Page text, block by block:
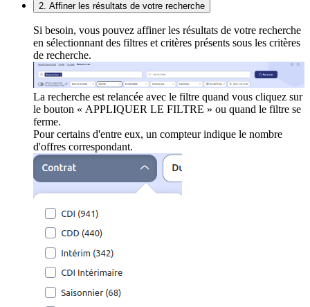
2. Affiner les résultats de votre recherche
Si besoin, vous pouvez affiner les résultats de votre recherche
en sélectionnant des filtres et critères présents sous les critères
de recherche.
La recherche est relancée avec le filtre quand vous cliquez sur
le bouton « APPLIQUER LE FILTRE » ou quand le filtre se
ferme.
Pour certains d'entre eux, un compteur indique le nombre
d'offres correspondant.